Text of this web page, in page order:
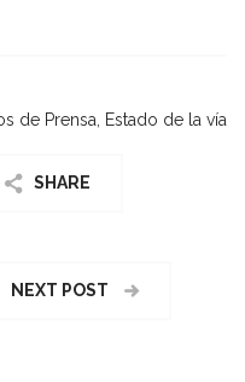
de Prensa Estado de la vía
SHARE
NEXT POST